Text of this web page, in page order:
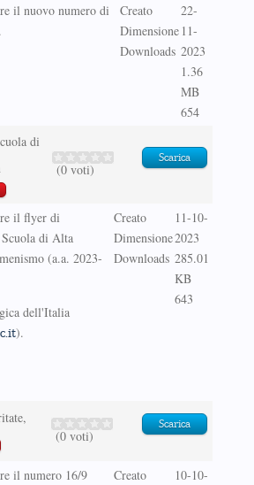
il nuovo numero di
Creato
Dimensione
Downloads
22-
11-
2023
1.36
MB
654
di
(0 voti)
Scarica
il flyer di
Scuola di Alta
(a.a. 2023-
dell'Italia
).
Creato
Dimensione
Downloads
11-10-
2023
285.01
KB
643
(0 voti)
Scarica
il numero 16/9
Creato
10-10-